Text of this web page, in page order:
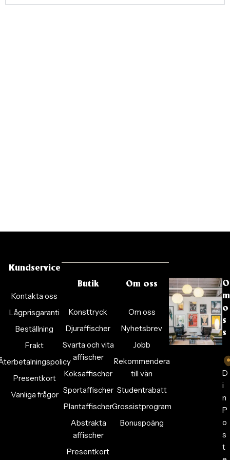
Kundservice
Kontakta oss
Lågprisgaranti
Beställning
Frakt
Presentkort
Vanliga frågor
Butik
Konsttryck
Djuraffischer
Svarta och vita
affischer
Köksaffischer
Sportaffischer
Plantaffischer
Abstrakta
affischer
Presentkort
Om oss
Om oss
Nyhetsbrev
Jobb
Rekommendera
till vän
Studentrabatt
Grossistprogram
Bonuspoäng
O
m
o
s
s
D
i
n
P
o
s
t